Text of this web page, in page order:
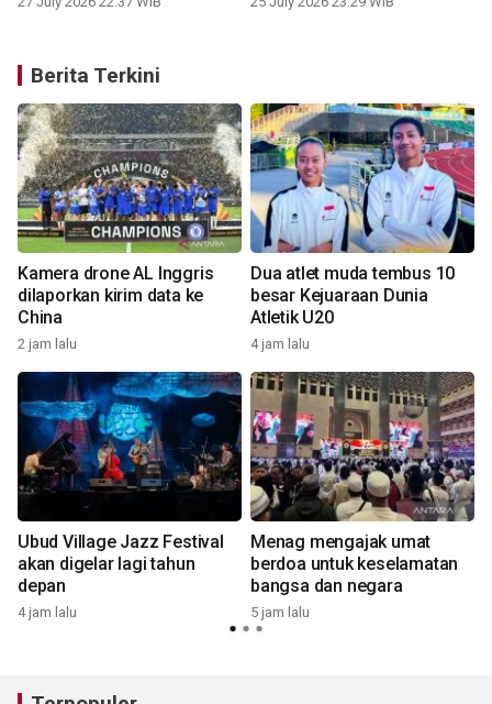
Berita Terkini
Kamera drone AL Inggris
dilaporkan kirim data ke
China
2 jam lalu
Dua atlet muda tembus 10
besar Kejuaraan Dunia
Atletik U20
4 jam lalu
Ubud Village Jazz Festival
akan digelar lagi tahun
depan
4 jam lalu
Menag mengajak umat
berdoa untuk keselamatan
bangsa dan negara
5 jam lalu